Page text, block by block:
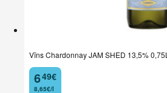
Vīns Chardonnay JAM SHED 13,5% 0,75L
6
. 49€
8,65€/l